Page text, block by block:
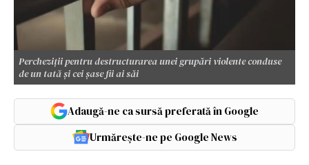
Percheziții pentru destructurarea unei grupări violente conduse
de un tată și cei șase fii ai săi
Adaugă-ne ca sursă preferată în Google
Urmărește-ne pe Google News